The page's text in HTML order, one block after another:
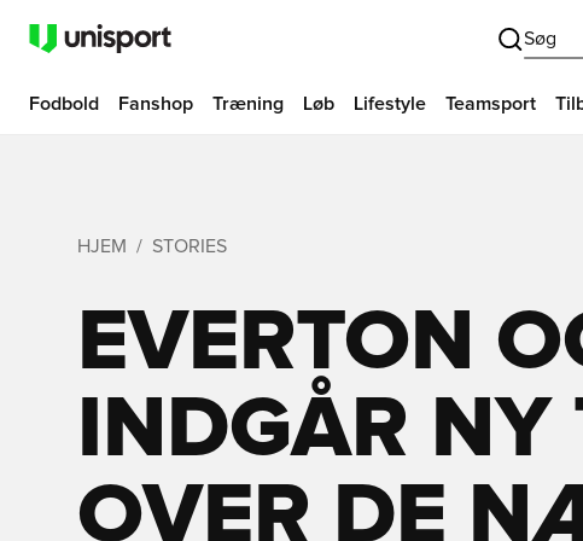
Søg
Fodbold Fanshop Træning Løb Lifestyle Teamsport
HJEM STORIES
EVERTON
INDGÅR
OVER DE